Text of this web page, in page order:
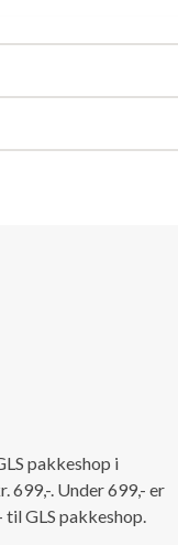
pakkeshop i
699,-. Under 699,- er
GLS pakkeshop.